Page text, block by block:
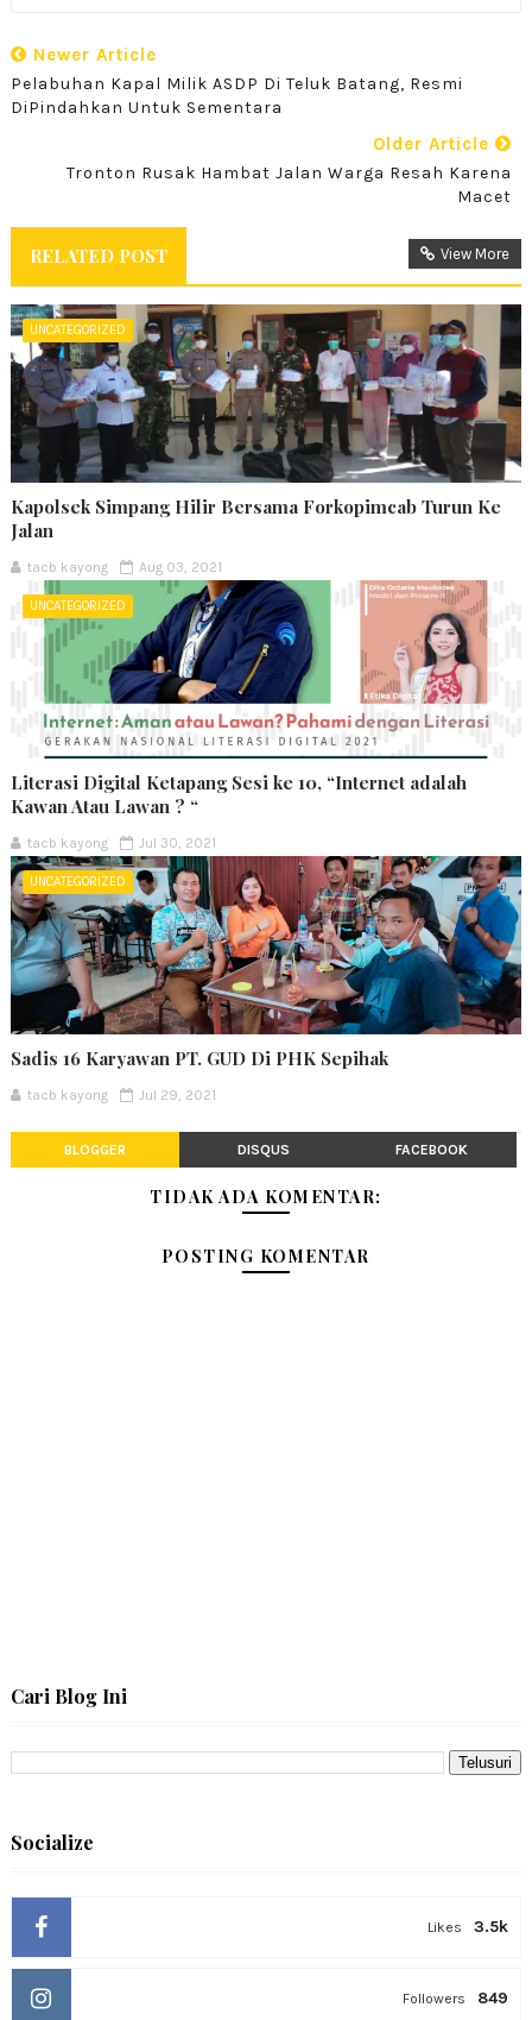
Newer Article
Pelabuhan Kapal Milik ASDP Di Teluk Batang, Resmi
DiPindahkan Untuk Sementara
Older Article
Tronton Rusak Hambat Jalan Warga Resah Karena
Macet
RELATED POST View More
UNCATEGORIZED
Kapolsek Simpang Hilir Bersama Forkopimcab Turun Ke
Jalan
tacb kayong Aug 03, 2021
UNCATEGORIZED
Literasi Digital Ketapang Sesi ke 10, “Internet adalah
Kawan Atau Lawan ? “
tacb kayong Jul 30, 2021
UNCATEGORIZED
Sadis 16 Karyawan PT. GUD Di PHK Sepihak
tacb kayong Jul 29, 2021
BLOGGER DISQUS FACEBOOK
TIDAK ADA KOMENTAR:
POSTING KOMENTAR
Cari Blog Ini
Socialize
3.5k
Likes
849
Followers